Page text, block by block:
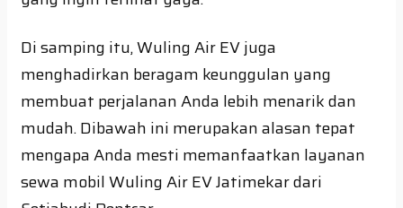
Di samping itu, Wuling Air EV juga
menghadirkan beragam keunggulan yang
membuat perjalanan Anda lebih menarik dan
mudah. Dibawah ini merupakan alasan tepat
mengapa Anda mesti memanfaatkan layanan
sewa mobil Wuling Air EV Jatimekar dari